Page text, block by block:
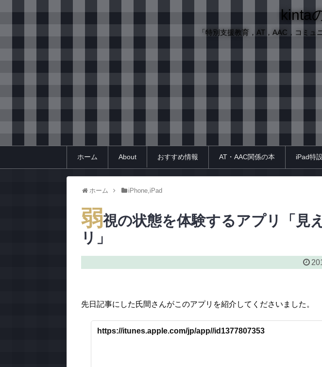
kinta
「特別支援教育，AT，AAC，コミ
ホーム About おすすめ情報 AT・AAC関係の本 iPad特
ホーム iPhone,iPad
弱視の状態を体験するアプリ「見
リ」
先日記事にした氏間さんがこのアプリを紹介してくださいました。
https://itunes.apple.com/jp/app//id1377807353